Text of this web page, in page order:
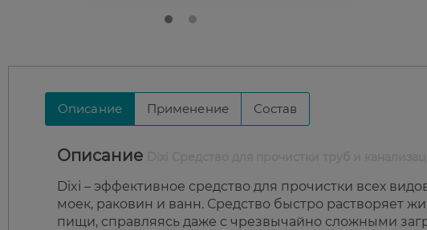
Описание Применение Состав
Описание
Dixi – эффективное средство для прочистки всех
моек, раковин и ванн. Средство быстро растворяет
пищи, справляясь даже с чрезвычайно сложными